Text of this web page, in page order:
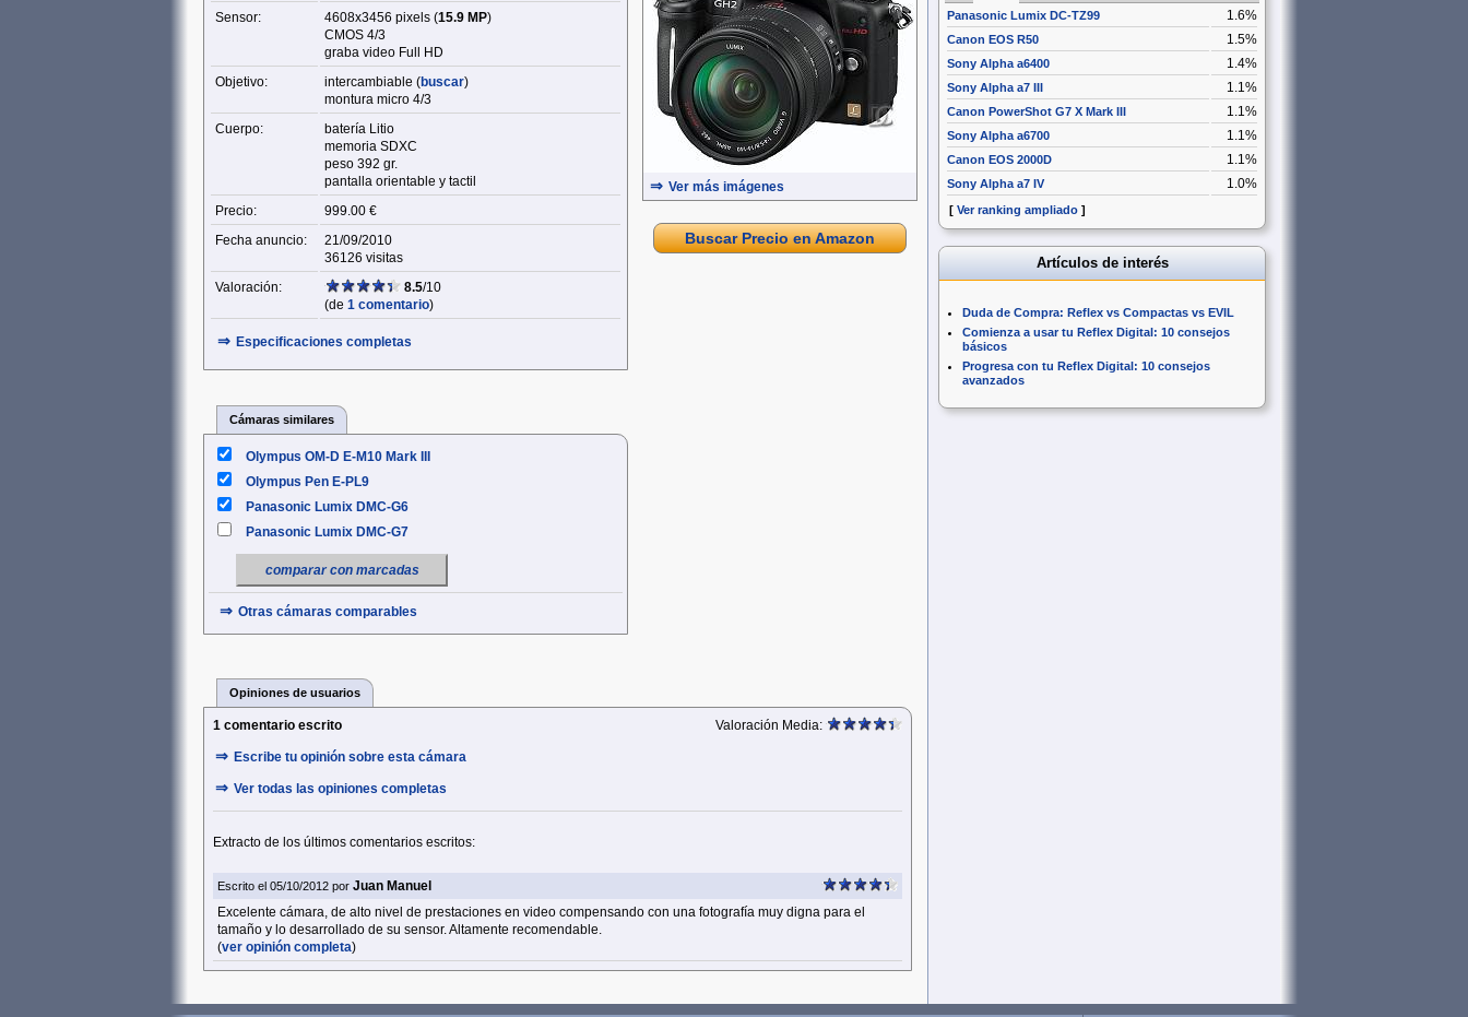
Sensor:
4608x3456 pixels (15.9 MP)
CMOS 4/3
graba video Full HD
Objetivo:
intercambiable (buscar)
montura micro 4/3
Cuerpo:
batería Litio
memoria SDXC
peso 392 gr.
pantalla orientable y tactil
Precio:
999.00 €
Fecha anuncio:
21/09/2010
36126 visitas
Valoración:
8.5/10
(de 1 comentario)
⇒ Especificaciones completas
Cámaras similares
Olympus OM-D E-M10 Mark III
Olympus Pen E-PL9
Panasonic Lumix DMC-G6
Panasonic Lumix DMC-G7
comparar con marcadas
⇒ Otras cámaras comparables
⇒ Ver más imágenes
Buscar Precio en Amazon
Opiniones de usuarios
Valoración Media:
1 comentario escrito
⇒ Escribe tu opinión sobre esta cámara
⇒ Ver todas las opiniones completas
Extracto de los últimos comentarios escritos:
Escrito el 05/10/2012 por Juan Manuel
Excelente cámara, de alto nivel de prestaciones en video compensando con una fotografía muy digna para el
tamaño y lo desarrollado de su sensor. Altamente recomendable.
(ver opinión completa)
Panasonic Lumix DC-TZ99 1.6%
Canon EOS R50 1.5%
Sony Alpha a6400 1.4%
Sony Alpha a7 III 1.1%
Canon PowerShot G7 X Mark III 1.1%
Sony Alpha a6700 1.1%
Canon EOS 2000D 1.1%
Sony Alpha a7 IV 1.0%
[ Ver ranking ampliado ]
Artículos de interés
Duda de Compra: Reflex vs Compactas vs EVIL
Comienza a usar tu Reflex Digital: 10 consejos
básicos
Progresa con tu Reflex Digital: 10 consejos
avanzados